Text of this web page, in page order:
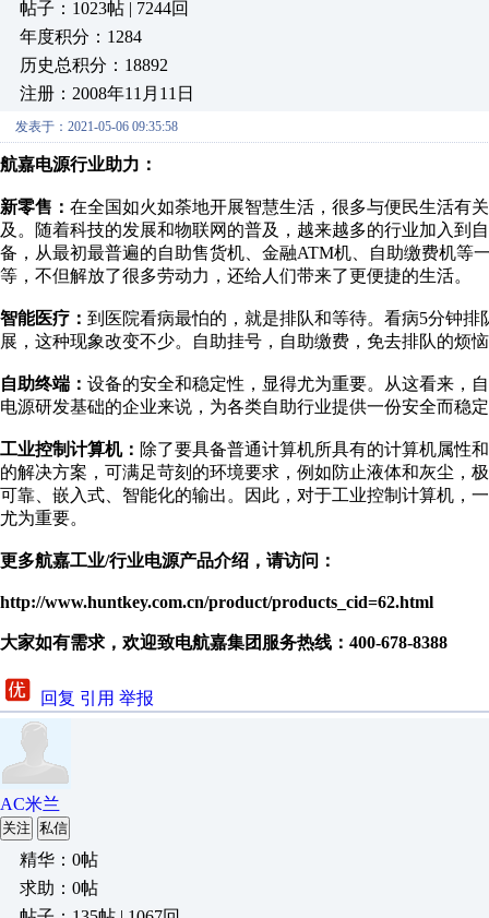
帖子：1023帖 | 7244回
年度积分：1284
历史总积分：18892
注册：2008年11月11日
发表于：2021-05-06 09:35:58
航嘉电源行业助力：
新零售： 在全国如火如荼地开展智慧生活，很多与便民生活有
及。随着科技的发展和物联网的普及，越来越多的行业加入到
备，从最初最普遍的自助售货机、金融ATM机、自助缴费机等
等，不但解放了很多劳动力，还给人们带来了更便捷的生活。
智能医疗： 到医院看病最怕的，就是排队和等待。看病5分钟
展，这种现象改变不少。自助挂号，自助缴费，免去排队的烦
自助终端： 设备的安全和稳定性，显得尤为重要。从这看来，
电源研发基础的企业来说，为各类自助行业提供一份安全而稳
工业控制计算机： 除了要具备普通计算机所具有的计算机属性
的解决方案，可满足苛刻的环境要求，例如防止液体和灰尘，
可靠、嵌入式、智能化的输出。因此，对于工业控制计算机，
尤为重要。
更多航嘉工业/行业电源产品介绍，请访问：
http://www.huntkey.com.cn/product/products_cid=62.html
大家如有需求，欢迎致电航嘉集团服务热线：400-678-8388
回复 引用 举报
AC米兰
关注 私信
精华：0帖
求助：0帖